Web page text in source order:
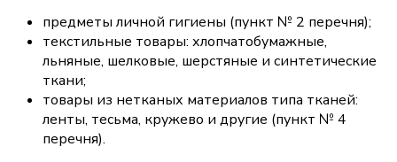
предметы личной гигиены (пункт № 2 перечня);
текстильные товары: хлопчатобумажные,
льняные, шелковые, шерстяные и синтетические
ткани;
товары из нетканых материалов типа тканей:
ленты, тесьма, кружево и другие (пункт № 4
перечня).